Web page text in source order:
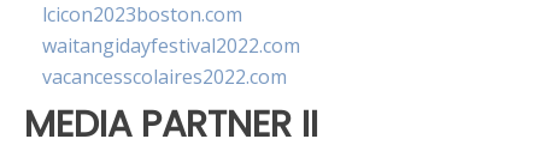
lcicon2023boston.com
waitangidayfestival2022.com
vacancesscolaires2022.com
MEDIA PARTNER II